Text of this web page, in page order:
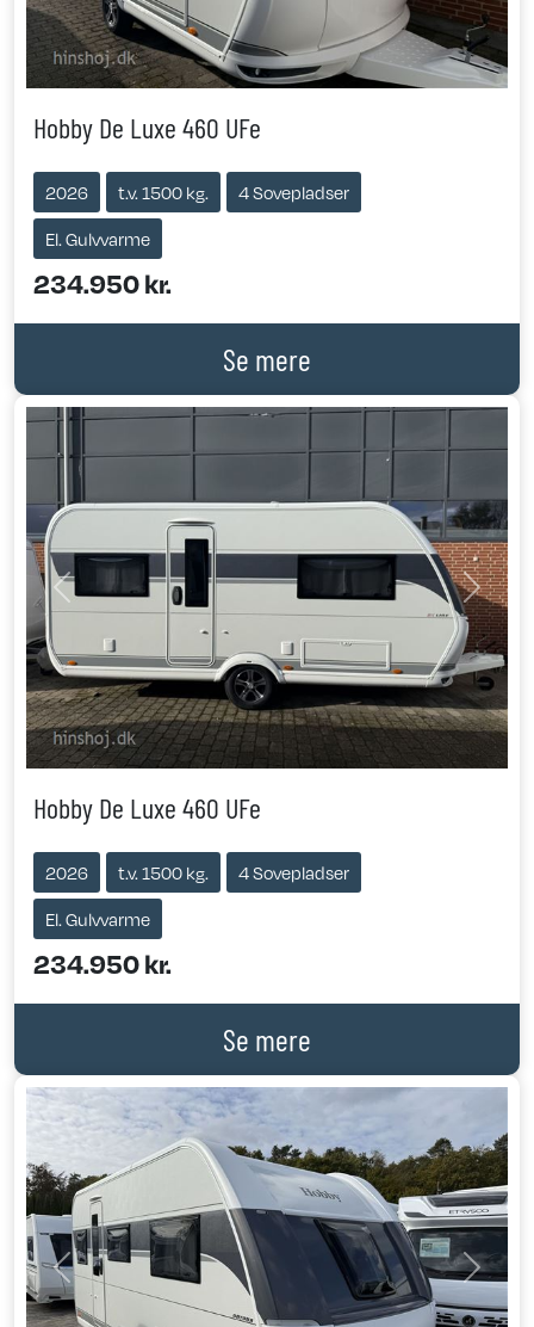
Hobby De Luxe 460 UFe
2026 t.v. 1500 kg.
4 Sovepladser
El. Gulvvarme
234.950 kr.
Se mere
Previous Next
Hobby De Luxe 460 UFe
2026 t.v. 1500 kg.
4 Sovepladser
El. Gulvvarme
234.950 kr.
Se mere
Previous Next